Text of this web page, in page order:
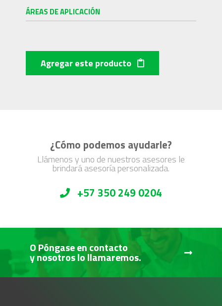
ÁREAS DE APLICACIÓN
Agregar este producto
¿Cómo podemos ayudarle?
Llámenos y uno de nuestros asesores le
brindará asesoría personalizada.
+57 350 249 0204
O Póngase en contacto
y nosotros lo llamaremos.